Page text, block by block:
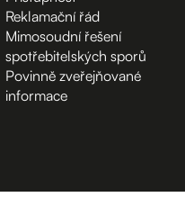
Reklamační řád
Mimosoudní řešení
spotřebitelských sporů
Povinně zveřejňované
informace